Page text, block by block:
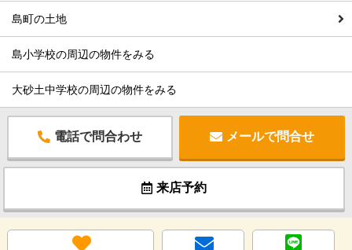
島町の土地
島小学校の周辺の物件をみる
大砂土中学校の周辺の物件をみる
電話で問合わせ メールで問合せ
来店予約